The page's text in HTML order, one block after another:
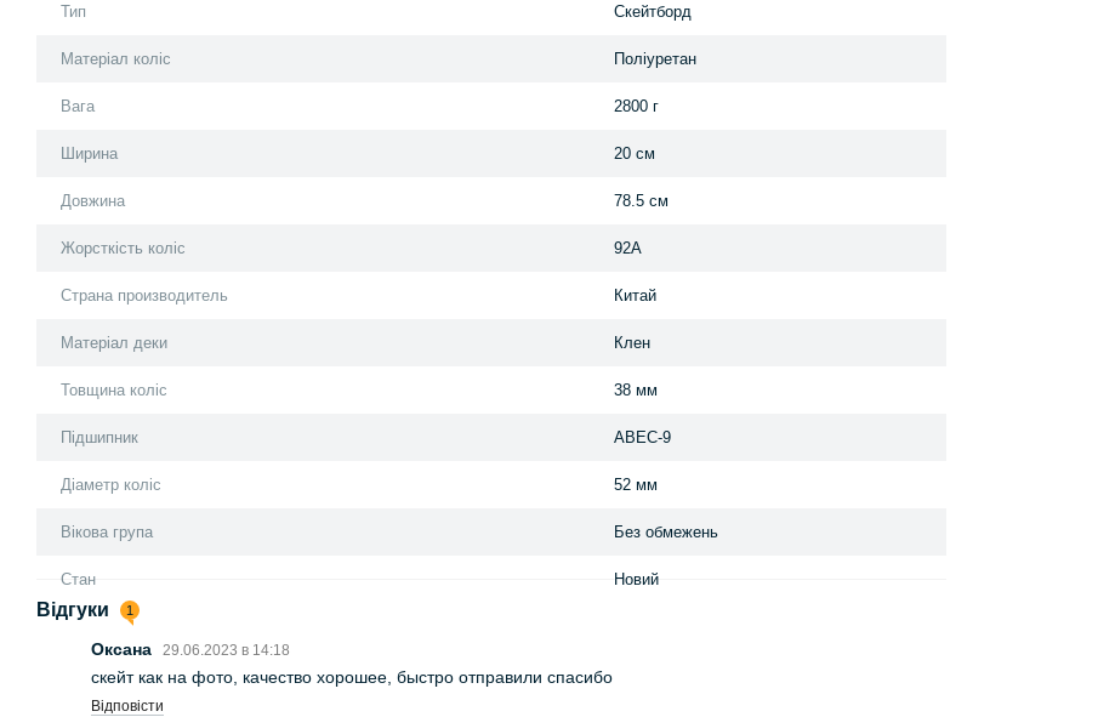
Тип Скейтборд
Матеріал коліс Поліуретан
Вага 2800 г
Ширина 20 см
Довжина 78.5 см
Жорсткість коліс 92А
Страна производитель Китай
Матеріал деки Клен
Товщина коліс 38 мм
Підшипник ABEC-9
Діаметр коліс 52 мм
Вікова група Без обмежень
Стан Новий
Відгуки 1
Оксана 29.06.2023 в 14:18
скейт как на фото, качество хорошее, быстро отправили спасибо
Відповісти